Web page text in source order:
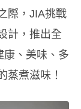
際，JIA挑戰
計，推出全
康、美味、多
蒸煮滋味！